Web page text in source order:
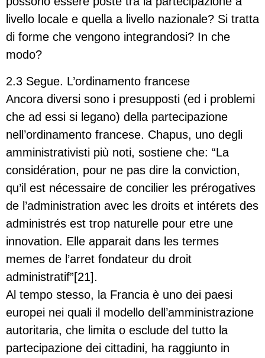
livello locale e quella a livello nazionale? Si tratta
di forme che vengono integrandosi? In che
modo?
2.3 Segue. L’ordinamento francese
Ancora diversi sono i presupposti (ed i problemi
che ad essi si legano) della partecipazione
nell’ordinamento francese. Chapus, uno degli
amministrativisti più noti, sostiene che: “La
considération, pour ne pas dire la conviction,
qu’il est nécessaire de concilier les prérogatives
de l’administration avec les droits et intérets des
administrés est trop naturelle pour etre une
innovation. Elle apparait dans les termes
memes de l’arret fondateur du droit
administratif”[21].
Al tempo stesso, la Francia è uno dei paesi
europei nei quali il modello dell’amministrazione
autoritaria, che limita o esclude del tutto la
partecipazione dei cittadini, ha raggiunto in